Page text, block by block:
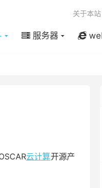
服务器
关于本站
云计算开源产